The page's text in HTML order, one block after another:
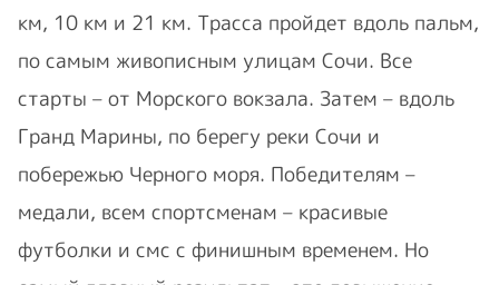
км, 10 км и 21 км. Трасса пройдет вдоль пальм,
по самым живописным улицам Сочи. Все
старты – от Морского вокзала. Затем – вдоль
Гранд Марины, по берегу реки Сочи и
побережью Черного моря. Победителям –
медали, всем спортсменам – красивые
футболки и смс с финишным временем. Но